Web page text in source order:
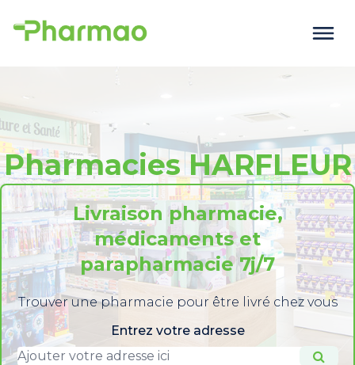
Pharmacies HARFLEUR
Livraison pharmacie,
médicaments et
parapharmacie 7j/7
Trouver une pharmacie pour être livré chez vous
Entrez votre adresse